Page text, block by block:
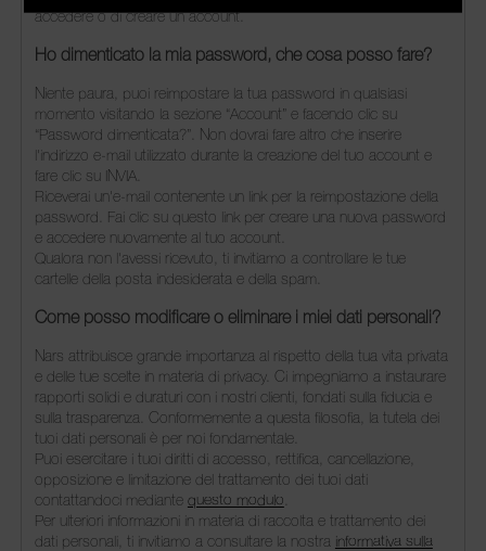
accedere o di creare un account.
Ho dimenticato la mia password, che cosa posso fare?
Niente paura, puoi reimpostare la tua password in qualsiasi
momento visitando la sezione “Account” e facendo clic su
“Password dimenticata?”. Non dovrai fare altro che inserire
l'indirizzo e-mail utilizzato durante la creazione del tuo account e
fare clic su INVIA.
Riceverai un'e-mail contenente un link per la reimpostazione della
password. Fai clic su questo link per creare una nuova password
e accedere nuovamente al tuo account.
Qualora non l'avessi ricevuto, ti invitiamo a controllare le tue
cartelle della posta indesiderata e della spam.
Come posso modificare o eliminare i miei dati personali?
Nars attribuisce grande importanza al rispetto della tua vita privata
e delle tue scelte in materia di privacy. Ci impegniamo a instaurare
rapporti solidi e duraturi con i nostri clienti, fondati sulla fiducia e
sulla trasparenza. Conformemente a questa filosofia, la tutela dei
tuoi dati personali è per noi fondamentale.
Puoi esercitare i tuoi diritti di accesso, rettifica, cancellazione,
opposizione e limitazione del trattamento dei tuoi dati
contattandoci mediante questo modulo
Per ulteriori informazioni in materia di raccolta e trattamento dei
dati personali, ti invitiamo a consultare la nostra informativa sulla